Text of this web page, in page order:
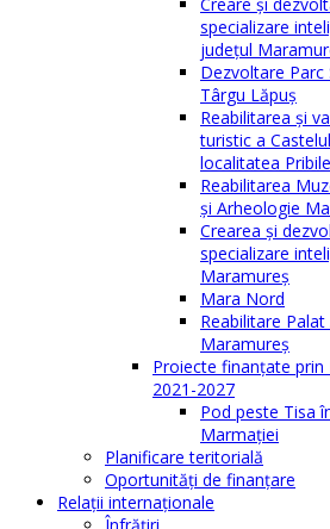
specializare
județul
Dezvoltare Parc
Târgu Lăpuș
Reabilitarea și
turistic a
localitatea
Reabilitarea
și Arheologie
Crearea și
specializare
Maramureș
Mara Nord
Reabilitare
Maramureș
Proiecte finanțate
2021-2027
Pod peste Tisa
Marmației
Planificare teritorială
Oportunităţi de finanţare
Relaţii internaţionale